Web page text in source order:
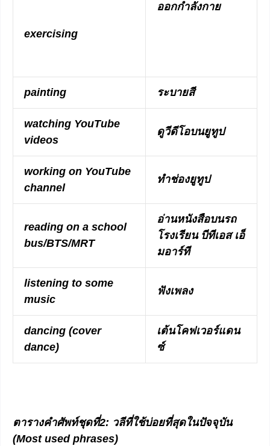
exercising
ออกกำลังกาย
painting ระบายสี
watching YouTube
videos
ดูวีดีโอบนยูทูป
working on YouTube
channel
ทำช่องยูทูป
reading on a school
bus/BTS/MRT
อ่านหนังสือบนรถ
โรงเรียน บีทีเอส เอ็
มอาร์ที
listening to some
music
ฟังเพลง
dancing (cover
dance)
เต้นโคฟเวอร์แดน
ซ์
ตารางคำศัพท์ชุดที่2: วลีที่ใช้บ่อยที่สุดในปัจจุบัน
(Most used phrases)